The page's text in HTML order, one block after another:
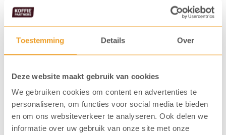
Toestemming Details Over
Deze website maakt gebruik van cookies
We gebruiken cookies om content en advertenties te
personaliseren, om functies voor social media te bieden
en om ons websiteverkeer te analyseren. Ook delen we
informatie over uw gebruik van onze site met onze
Saluti Buono espressobonen